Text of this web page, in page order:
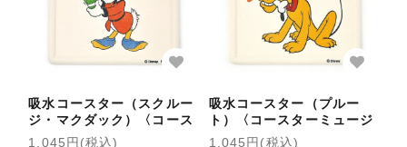
吸水コースター（スクルー
ジ・マクダック）〈コース
ターミュージアム〉
1,045円(税込)
吸水コースター（プルー
ト）〈コースターミュージ
アム〉
1,045円(税込)